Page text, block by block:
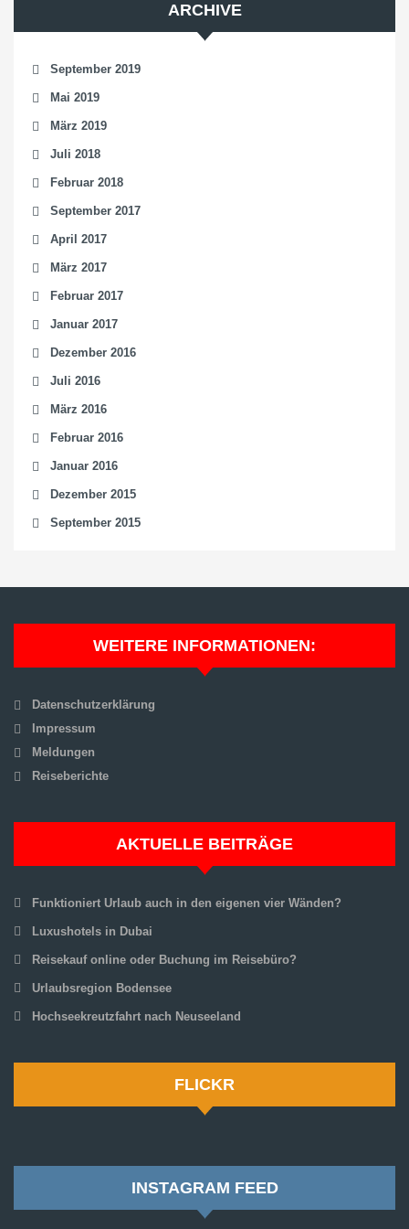
ARCHIVE
September 2019
Mai 2019
März 2019
Juli 2018
Februar 2018
September 2017
April 2017
März 2017
Februar 2017
Januar 2017
Dezember 2016
Juli 2016
März 2016
Februar 2016
Januar 2016
Dezember 2015
September 2015
WEITERE INFORMATIONEN:
Datenschutzerklärung
Impressum
Meldungen
Reiseberichte
AKTUELLE BEITRÄGE
Funktioniert Urlaub auch in den eigenen vier Wänden?
Luxushotels in Dubai
Reisekauf online oder Buchung im Reisebüro?
Urlaubsregion Bodensee
Hochseekreutzfahrt nach Neuseeland
FLICKR
INSTAGRAM FEED